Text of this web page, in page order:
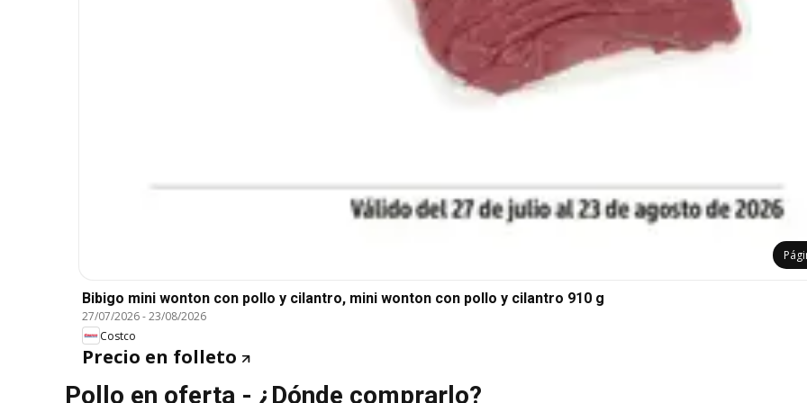
Bibigo mini wonton con pollo y cilantro, mini wonton con pollo y cilantro 910 g
27/07/2026-23/08/2026
Costco
Precio en folleto
Pollo en oferta - ¿Dónde comprarlo?